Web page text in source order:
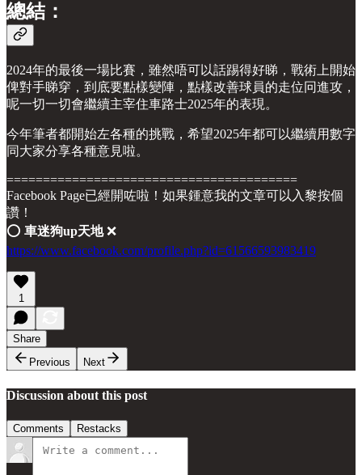
總結：
2024年的最後一場比賽，雖然唔可以話踢得好睇，戰術上開始
俾對手睇穿，到底要點樣變陣，點樣改善球員的走位冋進攻，
呢一切一切會繼續主宰住車路士2025年的表現。
今年筆者都開始左各種的挑戰，希望2025年都可以繼續用數字
同大家分享各種意見啦。
========================================
Facebook Page已經開咗啦！如果鍾意我的文章可以入黎按個
讚！
⭕️ 車迷狗up天地❌
https://www.facebook.com/profile.php?id=61566593983419
1
Share
Previous
Next
Discussion about this post
Comments Restacks